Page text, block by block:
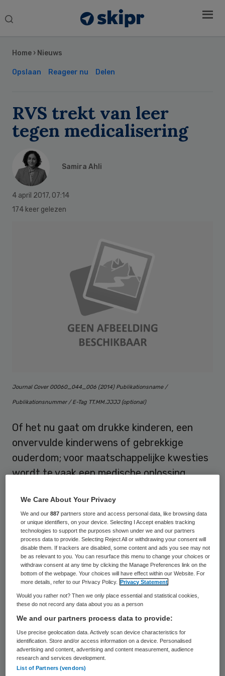
Search
Home › Nieuws
Opslaan Reageer nu Delen
RVS trekt van leer
tegen medicalisering
Samira Ahli
4 april 2017, 07:14
174 keer gelezen
Journal Cover 00060_044_006 (2014) Publikationsname /
Publikationsnummer / E-Tag TT.MM.JJJJ (optional)
Of het nu gaat om drukke kinderen, een
onvervulde kinderwens of gebrekkige
ouderdom; voor maatschappelijke kwesties
wordt te vaak een medische oplossing
Samenleving wil dat dit medisch loket
minder aantrekkelijk wordt gemaakt.
Het zijn met name verschijnselen die
samenhangen met bepaalde levensfasen
die te vaak eenzijdig als medische
problemen worden gezien, constateert RVS
in het advies‘Recept voor Maatschappelijk
Probleem’.
“Mensen houden onvoldoende rekening met
de invloed van fysieke, mentale en sociale
Sidebar
We Care About Your Privacy
We and our887 partners store and access personal data, like browsing data
or unique identifiers, on your device. Selecting I Accept enables tracking
technologies to support the purposes shown under we and our partners
process data to provide. Selecting Reject All or withdrawing your consent will
disable them. If trackers are disabled, some content and ads you see may not
be as relevant to you. You can resurface this menu to change your choices or
withdraw consent at any time by clicking the Manage Preferences link on the
bottom of the webpage. Your choices will have effect within our Website. For
more details, refer to our Privacy Policy.
Privacy Statement
Would you rather not? Then we only place essential and statistical cookies,
these do not record any data about you as a person
We and our partners process data to provide:
Use precise geolocation data. Actively scan device characteristics for
identification. Store and/or access information on a device. Personalised
advertising and content, advertising and content measurement, audience
research and services development.
List of Partners (vendors)